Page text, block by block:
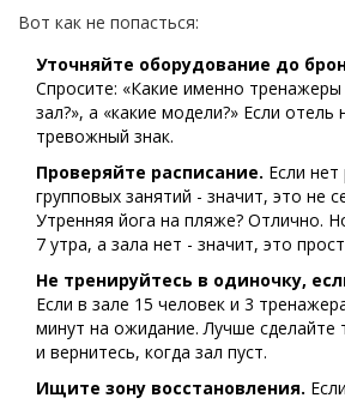
Вот как не попасться:
Уточняйте оборудование до
Спросите: «Какие именно тренажеры
зал?», а «какие модели?» Если отель
тревожный знак.
Проверяйте расписание. Если нет
групповых занятий - значит, это не
Утренняя йога на пляже? Отлично.
7 утра, а зала нет - значит, это
Не тренируйтесь в одиночку,
Если в зале 15 человек и 3
минут на ожидание. Лучше сделайте
и вернитесь, когда зал пуст.
Ищите зону восстановления.